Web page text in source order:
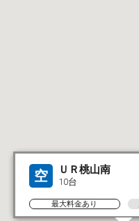
空 ＵＲ桃山南
10台
最大料金あり